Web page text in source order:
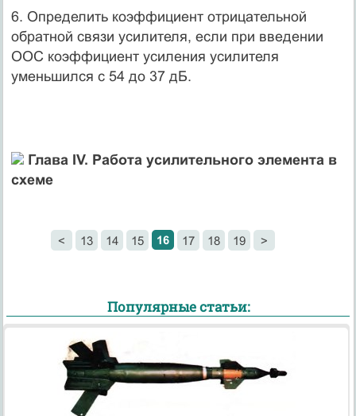
6. Определить коэффициент отрицательной
обратной связи усилителя, если при введении
ООС коэффициент усиления усилителя
уменьшился с 54 до 37 дБ.
Глава IV. Работа усилительного элемента в
схеме
< 13 14 15 16 17 18 19 >
Популярные статьи: